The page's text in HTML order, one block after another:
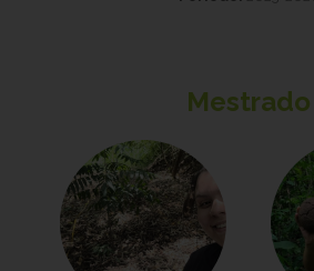
Mestrado